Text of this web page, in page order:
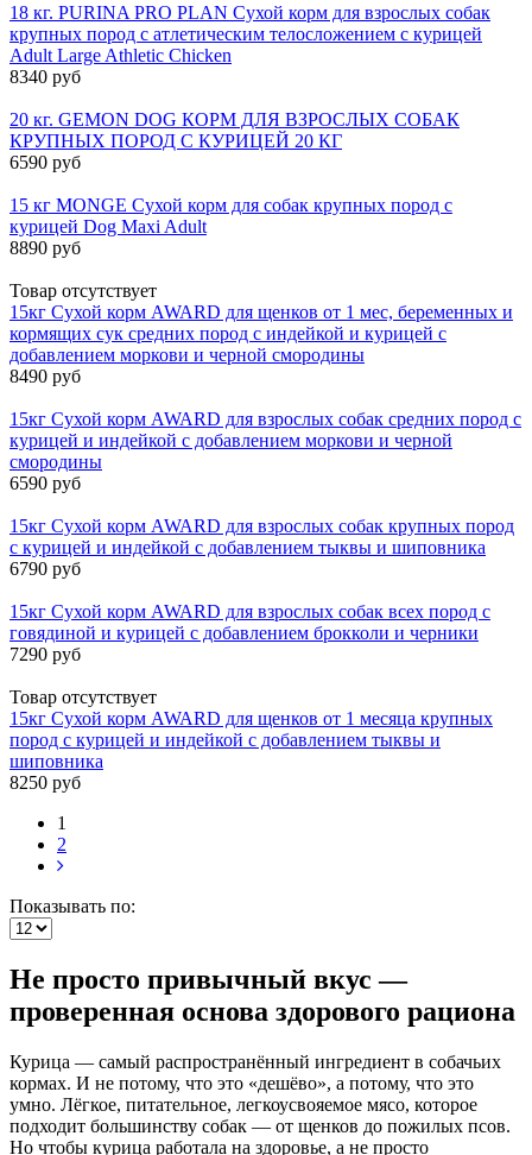
18 кг. PURINA PRO PLAN Сухой корм для взрослых собак
крупных пород с атлетическим телосложением с курицей
Adult Large Athletic Chicken
8340 руб
20 кг. GEMON DOG КОРМ ДЛЯ ВЗРОСЛЫХ СОБАК
КРУПНЫХ ПОРОД С КУРИЦЕЙ 20 КГ
6590 руб
15 кг MONGE Сухой корм для собак крупных пород с
курицей Dog Maxi Adult
8890 руб
Товар отсутствует
15кг Сухой корм AWARD для щенков от 1 мес, беременных и
кормящих сук средних пород с индейкой и курицей с
добавлением моркови и черной смородины
8490 руб
15кг Сухой корм AWARD для взрослых собак средних пород с
курицей и индейкой с добавлением моркови и черной
смородины
6590 руб
15кг Сухой корм AWARD для взрослых собак крупных пород
с курицей и индейкой с добавлением тыквы и шиповника
6790 руб
15кг Сухой корм AWARD для взрослых собак всех пород с
говядиной и курицей с добавлением брокколи и черники
7290 руб
Товар отсутствует
15кг Сухой корм AWARD для щенков от 1 месяца крупных
пород с курицей и индейкой с добавлением тыквы и
шиповника
8250 руб
1
2
Показывать по:
Не просто привычный вкус —
проверенная основа здорового рациона
Курица — самый распространённый ингредиент в собачьих
кормах. И не потому, что это «дешёво», а потому, что это
умно. Лёгкое, питательное, легкоусвояемое мясо, которое
подходит большинству собак — от щенков до пожилых псов.
Но чтобы курица работала на здоровье, а не просто